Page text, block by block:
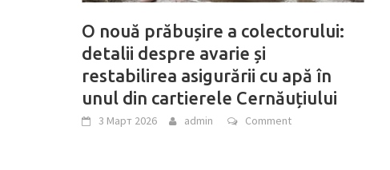
O nouă prăbușire a colectorului:
detalii despre avarie și
restabilirea asigurării cu apă în
unul din cartierele Cernăuțiului
3 Март 2026 admin Comment